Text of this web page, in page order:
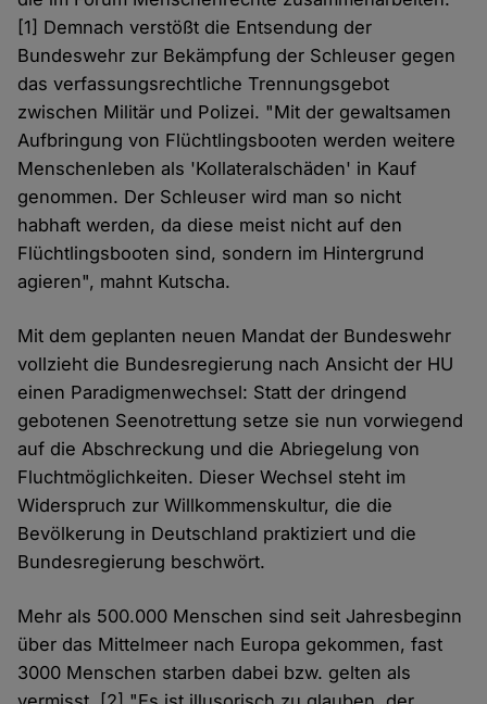
[1] Demnach verstößt die Entsendung der
Bundeswehr zur Bekämpfung der Schleuser gegen
das verfassungsrechtliche Trennungsgebot
zwischen Militär und Polizei. "Mit der gewaltsamen
Aufbringung von Flüchtlingsbooten werden weitere
Menschenleben als 'Kollateralschäden' in Kauf
genommen. Der Schleuser wird man so nicht
habhaft werden, da diese meist nicht auf den
Flüchtlingsbooten sind, sondern im Hintergrund
agieren", mahnt Kutscha.
Mit dem geplanten neuen Mandat der Bundeswehr
vollzieht die Bundesregierung nach Ansicht der HU
einen Paradigmenwechsel: Statt der dringend
gebotenen Seenotrettung setze sie nun vorwiegend
auf die Abschreckung und die Abriegelung von
Fluchtmöglichkeiten. Dieser Wechsel steht im
Widerspruch zur Willkommenskultur, die die
Bevölkerung in Deutschland praktiziert und die
Bundesregierung beschwört.
Mehr als 500.000 Menschen sind seit Jahresbeginn
über das Mittelmeer nach Europa gekommen, fast
3000 Menschen starben dabei bzw. gelten als